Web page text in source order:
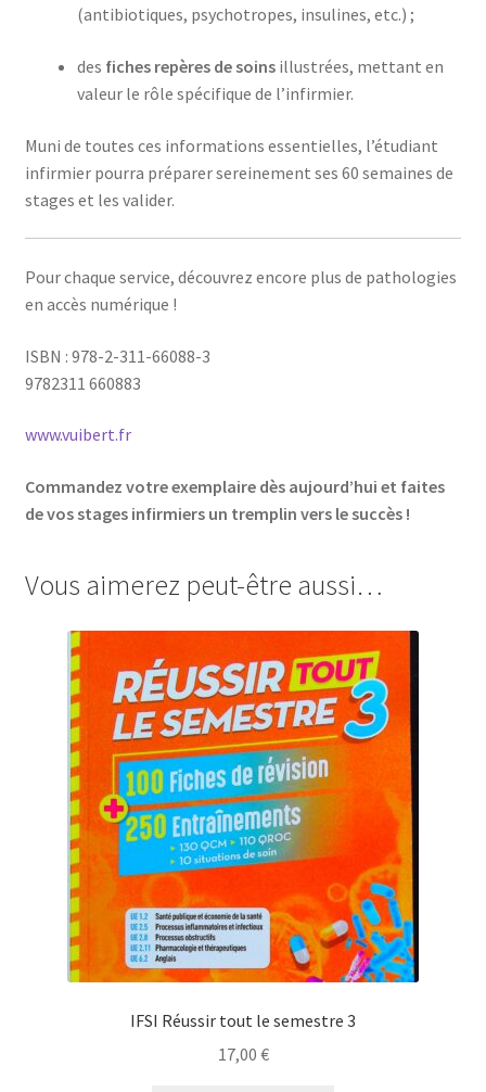
(antibiotiques, psychotropes, insulines, etc.) ;
des fiches repères de soinsillustrées, mettant en
valeur le rôle spécifique de l’infirmier.
Muni de toutes ces informations essentielles, l’étudiant
infirmier pourra préparer sereinement ses 60 semaines de
stages et les valider.
Pour chaque service, découvrez encore plus de pathologies
en accès numérique !
ISBN : 978-2-311-66088-3
9782311 660883
www.vuibert.fr
Commandez votre exemplaire dès aujourd’hui et faites
de vos stages infirmiers un tremplin vers le succès !
Vous aimerez peut-être aussi…
IFSI Réussir tout le semestre 3
17,00 €